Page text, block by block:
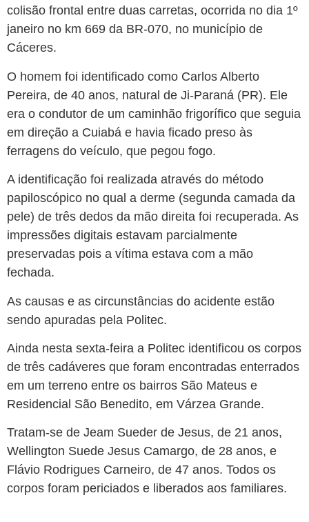
colisão frontal entre duas carretas, ocorrida no dia 1º
janeiro no km 669 da BR-070, no município de
Cáceres.
O homem foi identificado como Carlos Alberto
Pereira, de 40 anos, natural de Ji-Paraná (PR). Ele
era o condutor de um caminhão frigorífico que seguia
em direção a Cuiabá e havia ficado preso às
ferragens do veículo, que pegou fogo.
A identificação foi realizada através do método
papiloscópico no qual a derme (segunda camada da
pele) de três dedos da mão direita foi recuperada. As
impressões digitais estavam parcialmente
preservadas pois a vítima estava com a mão
fechada.
As causas e as circunstâncias do acidente estão
sendo apuradas pela Politec.
Ainda nesta sexta-feira a Politec identificou os corpos
de três cadáveres que foram encontradas enterrados
em um terreno entre os bairros São Mateus e
Residencial São Benedito, em Várzea Grande.
Tratam-se de Jeam Sueder de Jesus, de 21 anos,
Wellington Suede Jesus Camargo, de 28 anos, e
Flávio Rodrigues Carneiro, de 47 anos. Todos os
corpos foram periciados e liberados aos familiares.